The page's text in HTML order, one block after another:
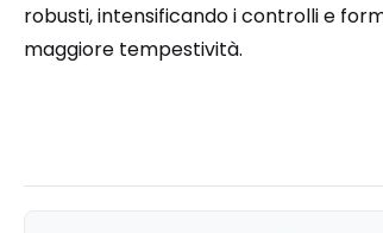
robusti, intensificando i controlli e
maggiore tempestività.